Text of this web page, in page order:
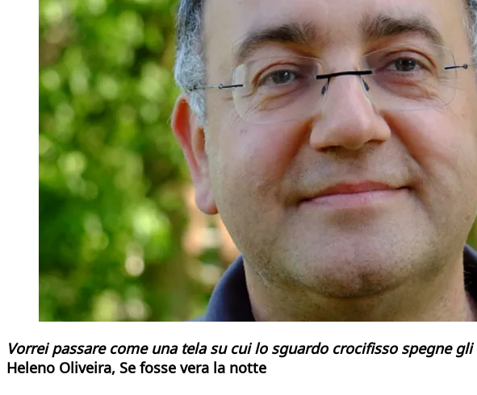
Vorrei passare come una tela su cui lo sguardo crocifisso spegne
Heleno Oliveira, Se fosse vera la notte